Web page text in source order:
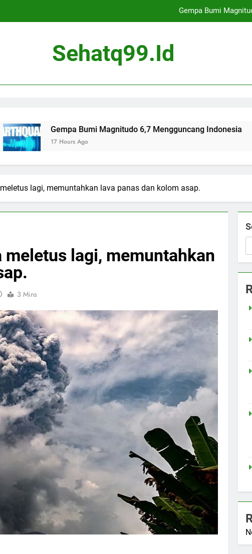
Gempa Bumi
orang tua asal Singapura ini mengadopsi seorang bayi dari
orang tua asal Singapura ini mengadopsi seorang bayi dari
Sehatq99.id
Gempa Bumi Magnitudo 6,7 Mengguncang Indonesia
17 Hours Ago
lagi, memuntahkan lava panas dan kolom asap.
lagi, memuntahkan
3 Mins